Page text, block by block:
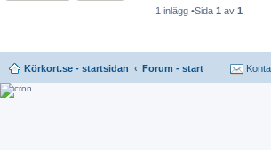
1 inlägg •Sida 1 av 1
Körkort.se - startsidan Forum - start